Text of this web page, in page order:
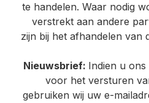
te handelen. Waar nodig
verstrekt aan andere
zijn bij het afhandelen van
Nieuwsbrief: Indien u ons
voor het versturen
gebruiken wij uw e-